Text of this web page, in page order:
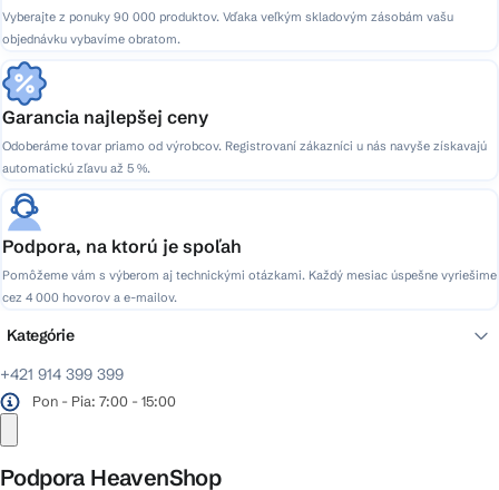
Vyberajte z ponuky 90 000 produktov. Vďaka veľkým skladovým zásobám vašu
objednávku vybavíme obratom.
Garancia najlepšej ceny
Odoberáme tovar priamo od výrobcov. Registrovaní zákazníci u nás navyše získavajú
automatickú zľavu až 5 %.
Podpora, na ktorú je spoľah
Pomôžeme vám s výberom aj technickými otázkami. Každý mesiac úspešne vyriešime
cez 4 000 hovorov a e-mailov.
+421 914 399 399
Pon - Pia: 7:00 - 15:00
Podpora HeavenShop
Kategórie